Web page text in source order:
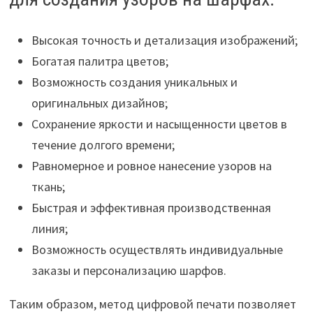
Высокая точность и детализация изображений;
Богатая палитра цветов;
Возможность создания уникальных и
оригинальных дизайнов;
Сохранение яркости и насыщенности цветов в
течение долгого времени;
Равномерное и ровное нанесение узоров на
ткань;
Быстрая и эффективная производственная
линия;
Возможность осуществлять индивидуальные
заказы и персонализацию шарфов.
Таким образом, метод цифровой печати позволяет